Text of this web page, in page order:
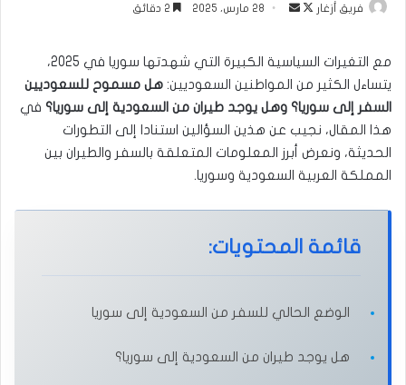
فريق أزغار
تابعأرسل
28 مارس، 2025
مع التغيرات السياسية الكبيرة التي شهدتها سوريا في 2025،
يتساءل الكثير من المواطنين السعوديين: هل مسموح للسعوديين
السفر إلى سوريا؟ وهل يوجد طيران من السعودية إلى سوريا؟ في
هذا المقال، نجيب عن هذين السؤالين استنادا إلى التطورات
الحديثة، ونعرض أبرز المعلومات المتعلقة بالسفر والطيران بين
المملكة العربية السعودية وسوريا.
قائمة المحتويات:
الوضع الحالي للسفر من السعودية إلى سوريا
هل يوجد طيران من السعودية إلى سوريا؟